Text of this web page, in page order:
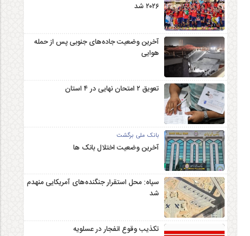
۲۰۲۶ شد
آخرین وضعیت جاده‌های جنوبی پس از حمله
هوایی
تعویق ۲ امتحان نهایی در ۴ استان
بانک ملی برگشت
آخرین وضعیت اختلال بانک ها
سپاه: محل استقرار جنگنده‌های آمریکایی منهدم
شد
تکذیب وقوع انفجار در عسلویه